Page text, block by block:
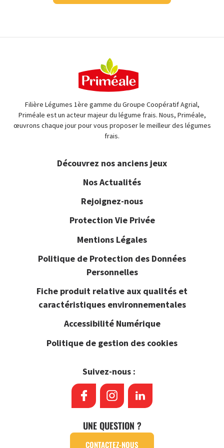
Filière Légumes 1ère gamme du Groupe Coopératif Agrial,
Priméale est un acteur majeur du légume frais. Nous, Priméale,
œuvrons chaque jour pour vous proposer le meilleur des légumes
frais.
Découvrez nos anciens jeux
Nos Actualités
Rejoignez-nous
Protection Vie Privée
Mentions Légales
Politique de Protection des Données
Personnelles
Fiche produit relative aux qualités et
caractéristiques environnementales
Accessibilité Numérique
Politique de gestion des cookies
Suivez-nous :
UNE QUESTION ?
CONTACTEZ-NOUS